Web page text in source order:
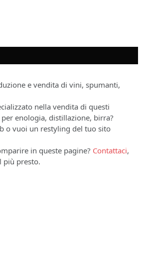
e vendita di vini, spumanti,
nella vendita di questi
enologia, distillazione, birra?
o vuoi un restyling del tuo sito
in queste pagine? Contattaci,
più presto.